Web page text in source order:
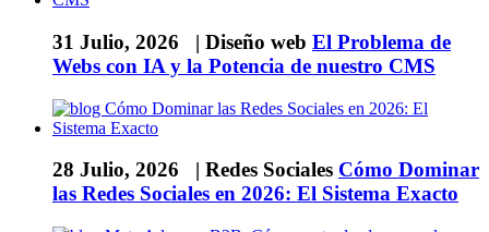
31 Julio, 2026 | Diseño web El Problema de
Webs con IA y la Potencia de nuestro CMS
28 Julio, 2026 | Redes Sociales Cómo Dominar
las Redes Sociales en 2026: El Sistema Exacto